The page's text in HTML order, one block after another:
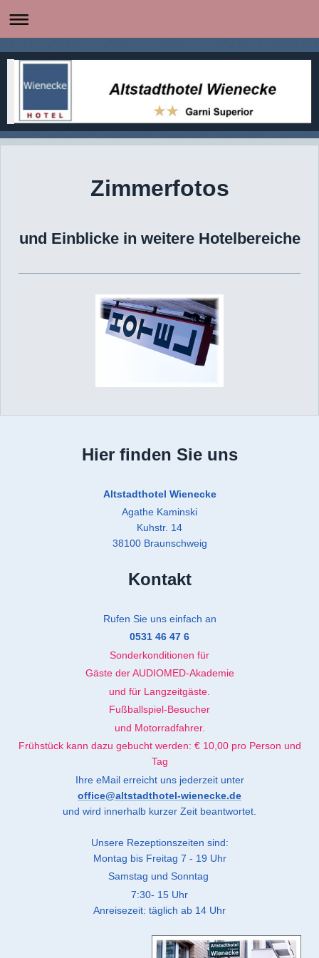
Zimmerfotos
und Einblicke in weitere Hotelbereiche
Hier finden Sie uns
Altstadthotel Wienecke
Agathe Kaminski
Kuhstr. 14
38100 Braunschweig
Kontakt
Rufen Sie uns einfach an
0531 46 47 6
Sonderkonditionen für
Gäste der AUDIOMED-Akademie
und für Langzeitgäste.
Fußballspiel-Besucher
und Motorradfahrer.
Frühstück kann dazu gebucht werden: € 10,00 pro Person und
Tag
Ihre eMail erreicht uns jederzeit unter
office@altstadthotel-wienecke.de
und wird innerhalb kurzer Zeit beantwortet.
Unsere Rezeptionszeiten sind:
Montag bis Freitag 7 - 19 Uhr
Samstag und Sonntag
7:30- 15 Uhr
Anreisezeit: täglich ab 14 Uhr